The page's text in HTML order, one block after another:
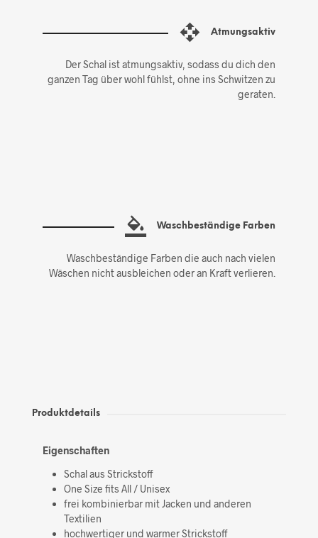
Atmungsaktiv
Der Schal ist atmungsaktiv, sodass du dich den
ganzen Tag über wohl fühlst, ohne ins Schwitzen zu
geraten.
Waschbeständige Farben
Waschbeständige Farben die auch nach vielen
Wäschen nicht ausbleichen oder an Kraft verlieren.
Produktdetails
Eigenschaften
Schal aus Strickstoff
One Size fits All / Unisex
frei kombinierbar mit Jacken und anderen
Textilien
hochwertiger und warmer Strickstoff